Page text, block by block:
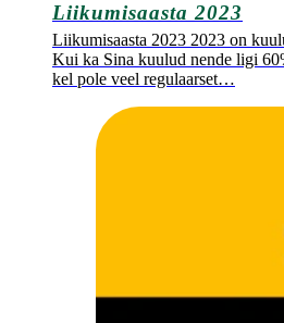
Liikumisaasta 2023
Liikumisaasta 2023 2023 on
Kui ka Sina kuulud nende ligi
kel pole veel regulaarset…